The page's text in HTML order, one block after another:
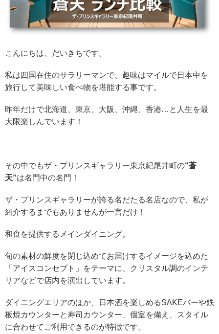
こんにちは、だいきちです。
私は四国在住のサラリーマンで、趣味はマイルで日本中を
旅行して美味しい食べ物を堪能する事です。
昨年だけで北海道、東京、大阪、沖縄、香港…と人生を最
大限楽しんでいます！
その中でもザ・プリンスギャラリー東京紀尾井町の“蒼
天”は名門中の名門！
ザ・プリンスギャラリーが誇る名だたる名店なので、私が
紹介するまでもありませんが一言だけ！
和食を提供するメインダイニング。
旬の素材の鮮度を閉じ込めてお届けするイメージを込めた
「アイスコンセプト」をテーマに、クリスタル調のインテ
リアなどで店内を演出しています。
ダイニングエリアのほか、日本酒を楽しめるSAKEバーや鉄
板焼カウンターと寿司カウンター、個室を備え、スタイル
に合わせてご利用できるのが特徴です。